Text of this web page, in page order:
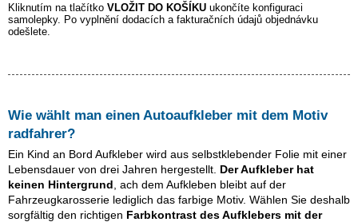
Kliknutím na tlačítko VLOŽIT DO KOŠÍKU ukončíte konfiguraci
samolepky. Po vyplnění dodacích a fakturačních údajů objednávku
odešlete.
Wie wählt man einen Autoaufkleber mit dem Motiv
radfahrer?
Ein Kind an Bord Aufkleber wird aus selbstklebender Folie mit einer
Lebensdauer von drei Jahren hergestellt. Der Aufkleber hat
keinen Hintergrund , ach dem Aufkleben bleibt auf der
Fahrzeugkarosserie lediglich das farbige Motiv. Wählen Sie deshalb
sorgfältig den richtigen Farbkontrast des Aufklebers mit der